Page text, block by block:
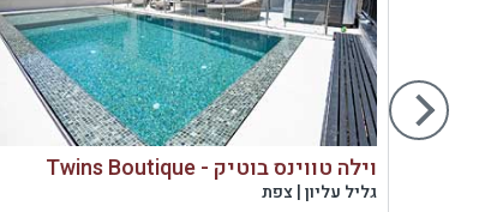
וילה טווינס בוטיק - Twins Boutique
גליל עליון | צפת